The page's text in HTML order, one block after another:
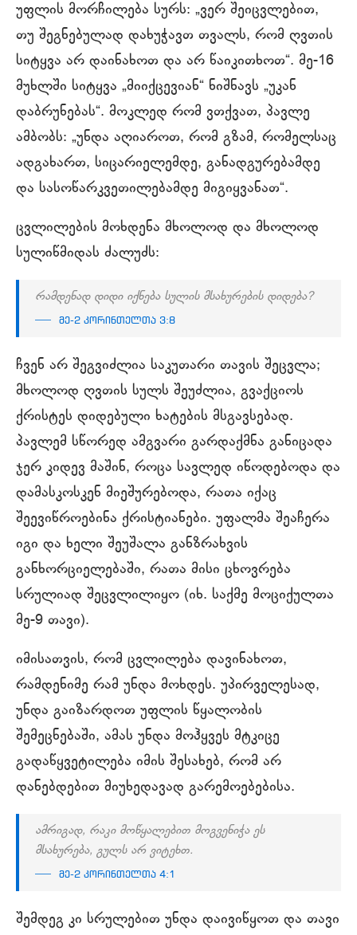
უფლის მორჩილება სურს: „ვერ შეიცვლებით,
თუ შეგნებულად დახუჭავთ თვალს, რომ ღვთის
სიტყვა არ დაინახოთ და არ წაიკითხოთ“. მე-16
მუხლში სიტყვა „მიიქცევიან“ ნიშნავს „უკან
დაბრუნებას“. მოკლედ რომ ვთქვათ, პავლე
ამბობს: „უნდა აღიაროთ, რომ გზამ, რომელსაც
ადგახართ, სიცარიელემდე, განადგურებამდე
და სასოწარკვეთილებამდე მიგიყვანათ“.
ცვლილების მოხდენა მხოლოდ და მხოლოდ
სულიწმიდას ძალუძს:
რამდენად დიდი იქნება სულის მსახურების დიდება?
მე-2 კორინთელთა 3:8
ჩვენ არ შეგვიძლია საკუთარი თავის შეცვლა;
მხოლოდ ღვთის სულს შეუძლია, გვაქციოს
ქრისტეს დიდებული ხატების მსგავსებად.
პავლემ სწორედ ამგვარი გარდაქმნა განიცადა
ჯერ კიდევ მაშინ, როცა სავლედ იწოდებოდა და
დამასკოსკენ მიეშურებოდა, რათა იქაც
შეევიწროებინა ქრისტიანები. უფალმა შეაჩერა
იგი და ხელი შეუშალა განზრახვის
განხორციელებაში, რათა მისი ცხოვრება
სრულიად შეცვლილიყო (იხ. საქმე მოციქულთა
მე-9 თავი).
იმისათვის, რომ ცვლილება დავინახოთ,
რამდენიმე რამ უნდა მოხდეს. უპირველესად,
უნდა გაიზარდოთ უფლის წყალობის
შემეცნებაში, ამას უნდა მოჰყვეს მტკიცე
გადაწყვეტილება იმის შესახებ, რომ არ
დანებდებით მიუხედავად გარემოებებისა.
ამრიგად, რაკი მოწყალებით მოგვენიჭა ეს
მსახურება, გულს არ ვიტეხთ.
მე-2 კორინთელთა 4:1
შემდეგ კი სრულებით უნდა დაივიწყოთ და თავი